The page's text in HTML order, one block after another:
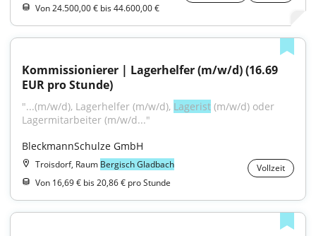
Von 24.500,00 € bis 44.600,00 €
Kommissionierer | Lagerhelfer (m/w/d) (16.69
EUR pro Stunde)
"...(m/w/d), Lagerhelfer (m/w/d), Lagerist (m/w/d) oder
Lagermitarbeiter (m/w/d..."
BleckmannSchulze GmbH
Troisdorf, Raum Bergisch Gladbach
Vollzeit
Von 16,69 € bis 20,86 € pro Stunde